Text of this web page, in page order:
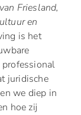
Friesland,
en
is het
juridische
we diep in
hoe zij